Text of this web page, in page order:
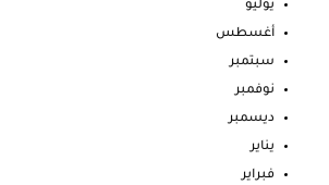
يوليو
أغسطس
سبتمبر
نوفمبر
ديسمبر
يناير
فبراير